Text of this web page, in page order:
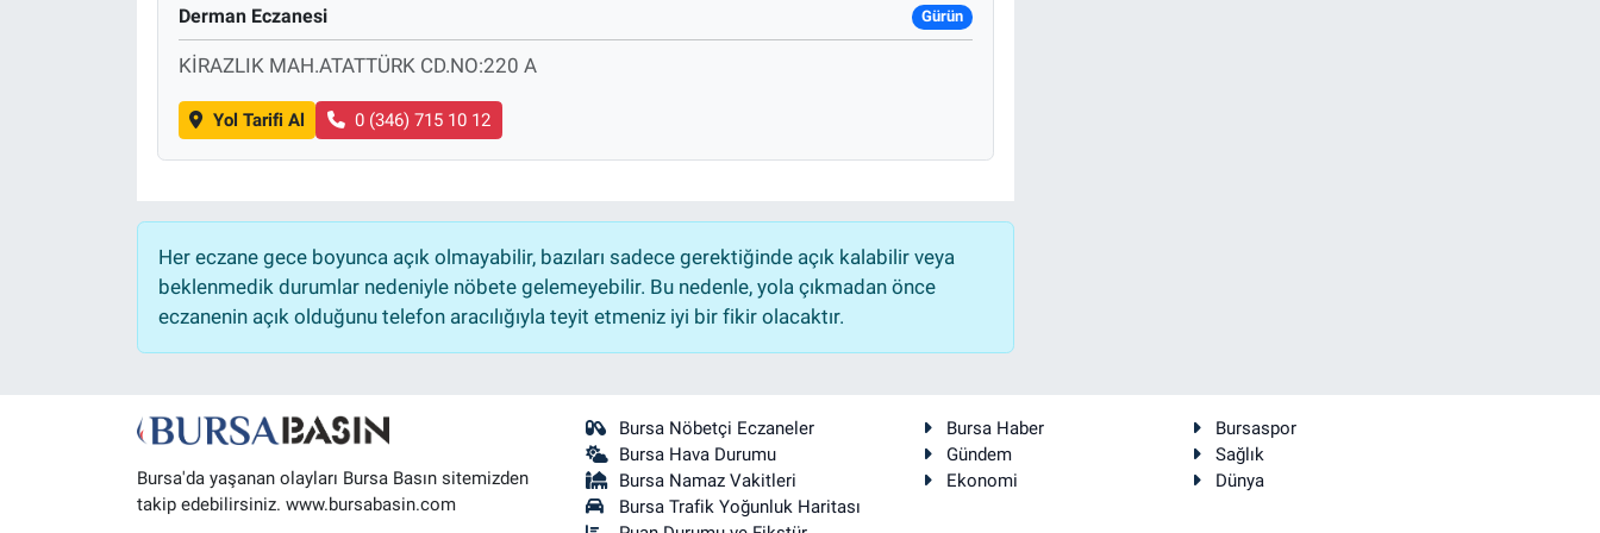
Derman Eczanesi Gürün
KİRAZLIK MAH.ATATTÜRK CD.NO:220 A
Yol Tarifi Al 0 (346) 715 10 12
Her eczane gece boyunca açık olmayabilir, bazıları sadece gerektiğinde açık kalabilir veya
beklenmedik durumlar nedeniyle nöbete gelemeyebilir. Bu nedenle, yola çıkmadan önce
eczanenin açık olduğunu telefon aracılığıyla teyit etmeniz iyi bir fikir olacaktır.
Bursa'da yaşanan olayları Bursa Basın sitemizden
takip edebilirsiniz. www.bursabasin.com
Bursa Nöbetçi Eczaneler
Bursa Hava Durumu
Bursa Namaz Vakitleri
Bursa Trafik Yoğunluk Haritası
Bursa Haber
Bursaspor
Gündem
Sağlık
Ekonomi
Dünya
Magazin